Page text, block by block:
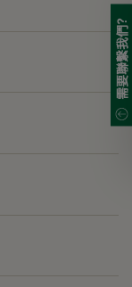
需要聯繫我們?